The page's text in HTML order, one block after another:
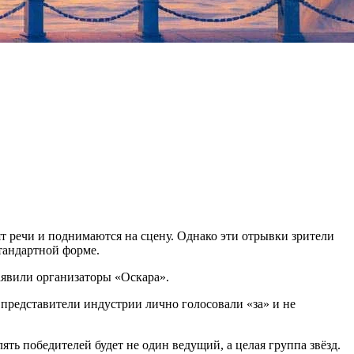
речи и поднимаются на сцену. Однако эти отрывки зрители
форме.
организаторы «Оскара».
индустрии лично голосовали «за» и не
победителей будет не один ведущий, а целая группа звёзд.